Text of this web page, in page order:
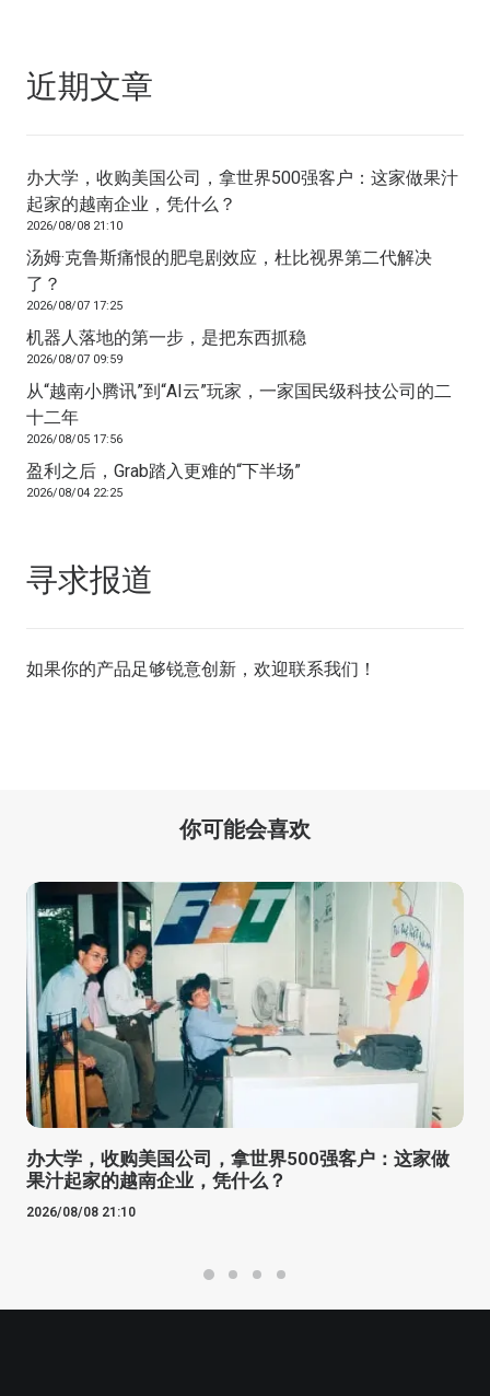
近期文章
办大学，收购美国公司，拿世界500强客户：这家做果汁
起家的越南企业，凭什么？
2026/08/08 21:10
汤姆·克鲁斯痛恨的肥皂剧效应，杜比视界第二代解决
了？
2026/08/07 17:25
机器人落地的第一步，是把东西抓稳
2026/08/07 09:59
从“越南小腾讯”到“AI云”玩家，一家国民级科技公司的二
十二年
2026/08/05 17:56
盈利之后，Grab踏入更难的“下半场”
2026/08/04 22:25
寻求报道
如果你的产品足够锐意创新，欢迎联系我们 ！
你可能会喜欢
办大学，收购美国公司，拿世界500强客户：这家做
果汁起家的越南企业，凭什么？
2026/08/08 21:10